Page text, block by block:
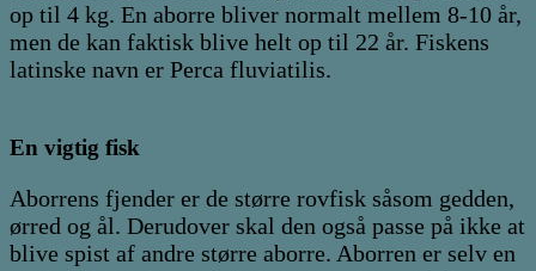
op til 4 kg. En aborre bliver normalt mellem 8-10 år,
men de kan faktisk blive helt op til 22 år. Fiskens
latinske navn er Perca fluviatilis.
En vigtig fisk
Aborrens fjender er de større rovfisk såsom gedden,
ørred og ål. Derudover skal den også passe på ikke at
blive spist af andre større aborre. Aborren er selv en